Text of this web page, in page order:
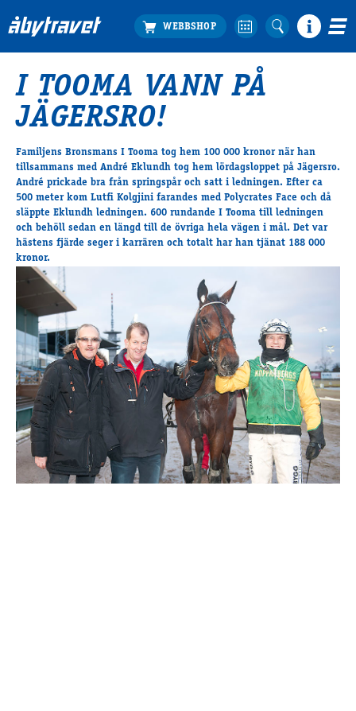
Köp biljett
Travprogrammet
Bra att veta
Restauranger
Catering by Lyon
Hotell nära oss
Nybörjar­guide
Presentkort
Tävlingsdagar
Travkonferens
Exponering & värdskap
Aktiviteter
Hört och hänt
Tävling
I TOOMA VANN PÅ
JÄGERSRO!
Familjens Bronsmans I Tooma tog hem 100 000 kronor när han
tillsammans med André Eklundh tog hem lördagsloppet på Jägersro.
André prickade bra från springspår och satt i ledningen. Efter ca
500 meter kom Lutfi Kolgjini farandes med Polycrates Face och då
släppte Eklundh ledningen. 600 rundande I Tooma till ledningen
och behöll sedan en längd till de övriga hela vägen i mål. Det var
hästens fjärde seger i karrären och totalt har han tjänat 188 000
kronor.